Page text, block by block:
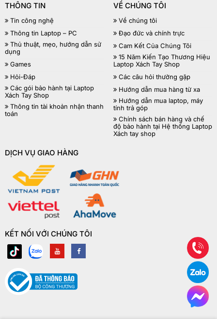
THÔNG TIN
Tin công nghệ
Thông tin Laptop – PC
Thủ thuật, mẹo, hướng dẫn sử
dụng
Games
Hỏi-Đáp
Các gói bảo hành tại Laptop
Xách Tay Shop
Thông tin tài khoản nhận thanh
toán
VỀ CHÚNG TÔI
Về chúng tôi
Đạo đức và chính trực
Cam Kết Của Chúng Tôi
15 Năm Kiến Tạo Thương Hiệu
Laptop Xách Tay Shop
Các câu hỏi thường gặp
Hướng dẫn mua hàng từ xa
Hướng dẫn mua laptop, máy
tính trả góp
Chính sách bán hàng và chế
độ bảo hành tại Hệ thống Laptop
Xách tay shop
DỊCH VỤ GIAO HÀNG
KẾT NỐI VỚI CHÚNG TÔI